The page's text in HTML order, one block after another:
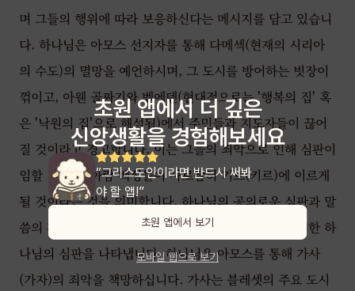
초원 앱에서 더 깊은
신앙생활을 경험해보세요
“그리스도인이라면 반드시 써봐
야 할 앱!”
초원 앱에서 보기
모바일 웹으로 보기
며 그들의 행위에 따라 보응하신다는 메시지를 담고 있습니
다. 하나님은 아모스 선지자를 통해 다메섹(현재의 시리아
의 수도)의 멸망을 예언하시며, 그 도시를 방어하는 빗장이
꺾이고, 아웬 골짜기와 벧에덴(현대적으로는 '행복의 집' 혹
은 '낙원의 집'으로 해석됨)에서 주민들과 지도자들이 끊어
질 것이라고 경고합니다. 이는 그들의 죄악으로 인해 심판이
임할 것이며, 아람 백성들이 사로잡혀 기르(키르)에 이르게
될 것이라는 것을 의미합니다. 하나님의 공의로운 심판과 말
씀의 확실성을 강조하며 다메섹과 그 주변 지역들에 대한 하
나님의 심판을 나타냅니다. 하나님은 아모스를 통해 가사
(가자)의 죄악을 책망하십니다. 가사는 블레셋의 주요 도시